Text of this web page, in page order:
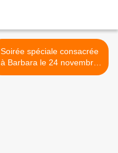
Soirée spéciale consacrée
à Barbara le 24 novembre
sur FIP. >